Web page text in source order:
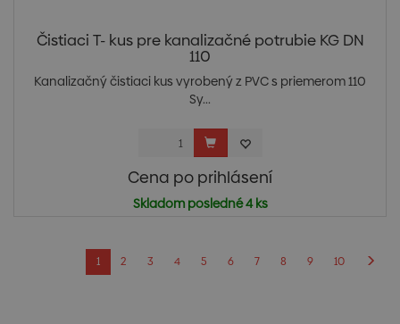
Čistiaci T- kus pre kanalizačné potrubie KG DN
110
Kanalizačný čistiaci kus vyrobený z PVC s priemerom 110
Sy...
Cena po prihlásení
Skladom posledné 4 ks
1 2 3 4 5 6 7 8 9 10